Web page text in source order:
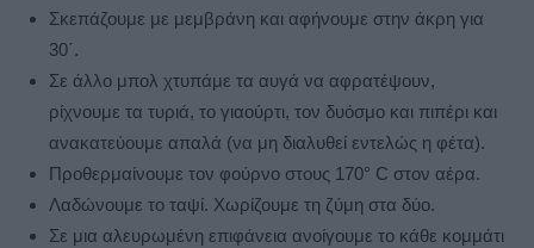
Σκεπάζουμε με μεμβράνη και αφήνουμε στην άκρη για
30΄.
Σε άλλο μπολ χτυπάμε τα αυγά να αφρατέψουν,
ρίχνουμε τα τυριά, το γιαούρτι, τον δυόσμο και πιπέρι και
ανακατεύουμε απαλά (να μη διαλυθεί εντελώς η φέτα).
Προθερμαίνουμε τον φούρνο στους 170° C στον αέρα.
Λαδώνουμε το ταψί. Χωρίζουμε τη ζύμη στα δύο.
Σε μια αλευρωμένη επιφάνεια ανοίγουμε το κάθε κομμάτι